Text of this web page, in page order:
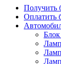
Получить
Оплатить
Блок